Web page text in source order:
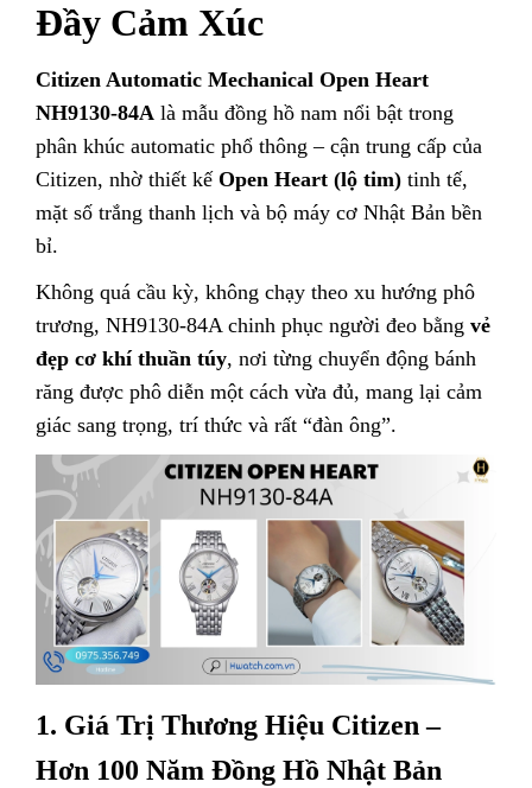
Đầy Cảm Xúc
Citizen Automatic Mechanical Open Heart
NH9130-84A là mẫu đồng hồ nam nổi bật trong
phân khúc automatic phổ thông – cận trung cấp của
Citizen, nhờ thiết kế Open Heart (lộ tim) tinh tế,
mặt số trắng thanh lịch và bộ máy cơ Nhật Bản bền
bỉ.
Không quá cầu kỳ, không chạy theo xu hướng phô
trương, NH9130-84A chinh phục người đeo bằng vẻ
đẹp cơ khí thuần túy, nơi từng chuyển động bánh
răng được phô diễn một cách vừa đủ, mang lại cảm
giác sang trọng, trí thức và rất “đàn ông”.
1. Giá Trị Thương Hiệu Citizen –
Hơn 100 Năm Đồng Hồ Nhật Bản